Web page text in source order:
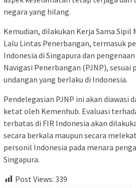
negara yang hilang.
Kemudian, dilakukan Kerja Sama
Lalu Lintas Penerbangan, termasuk
Indonesia di Singapura dan
Navigasi Penerbangan (PJNP),
undangan yang berlaku di Indonesia.
Pendelegasian PJNP ini akan diawasi
ketat oleh Kemenhub. Evaluasi
terbatas di FIR Indonesia akan
secara berkala maupun secara
personil Indonesia pada menara
Singapura.
Post Views: 339